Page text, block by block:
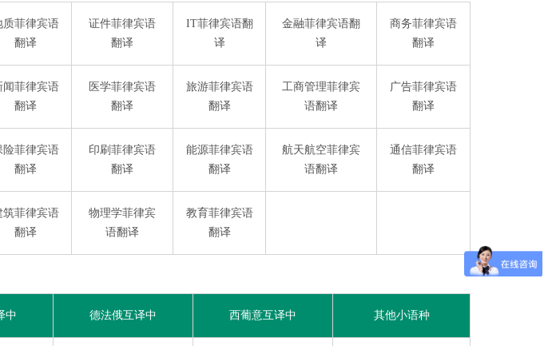
质菲律宾语
翻译
证件菲律宾语
翻译
IT菲律宾语翻
译
金融菲律宾语翻
译
商务菲律宾语
翻译
闻菲律宾语
翻译
医学菲律宾语
翻译
旅游菲律宾语
翻译
工商管理菲律宾
语翻译
广告菲律宾语
翻译
险菲律宾语
翻译
印刷菲律宾语
翻译
能源菲律宾语
翻译
航天航空菲律宾
语翻译
通信菲律宾语
翻译
筑菲律宾语
翻译
物理学菲律宾
语翻译
教育菲律宾语
翻译
中 德法俄互译中 西葡意互译中 其他小语种